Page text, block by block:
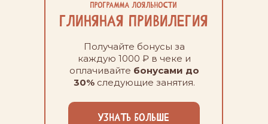
Получайте бонусы за
каждую 1000 ₽ в чеке и
оплачивайте бонусами до
30%следующие занятия.
Программа лояльности
Глиняная привилегия
УЗНАТЬ БОЛЬШЕ
При визите мы попросим у вас
право на скидку.
ЗАПИСАТЬСЯ
НА МАСТЕР-КЛАСС